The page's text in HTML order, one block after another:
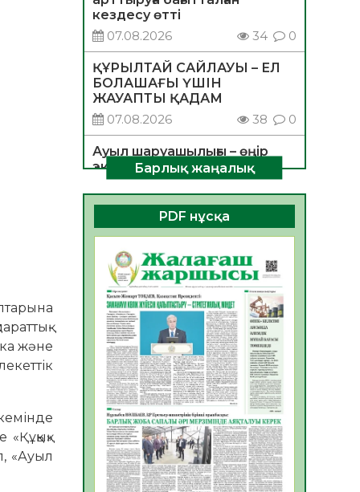
және
«Ауыл
кездесу өтті
07.08.2026
34 0
ҚҰРЫЛТАЙ САЙЛАУЫ – ЕЛ
БОЛАШАҒЫ ҮШІН
ЖАУАПТЫ ҚАДАМ
07.08.2026
38 0
Ауыл шаруашылығы – өңір
экономикасының негізгі
тірегі
06.08.2026
46 0
ҚОҒАМДЫҚ БЕЛСЕНДІЛІК –
ЕЛ ДАМУЫНЫҢ НЕГІЗІ
06.08.2026
43
ҚҰРЫЛТАЙ САЙЛАУЫ –
БОЛАШАҚҚА БАСТАР
ЖАУАПТЫ ТАҢДАУ
06.08.2026
45
Инфекциялық ауруларға
қарсы иммундау
жұмыстарының тиімділігі
06.08.2026
48
Көкжөтел ауруы туралы
Барлық жаңалық
PDF нұсқа